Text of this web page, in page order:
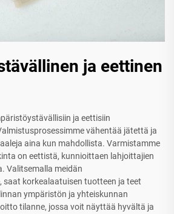
ja eettinen
ja eettisiin
vähentää jätettä ja
aina kun mahdollista. Varmistamme
on eettistä, kunnioittaen lahjoittajien
Valitsemalla meidän
saat korkealaatuisen tuotteen ja teet
ympäristön ja yhteiskunnan
tilanne, jossa voit näyttää hyvältä ja